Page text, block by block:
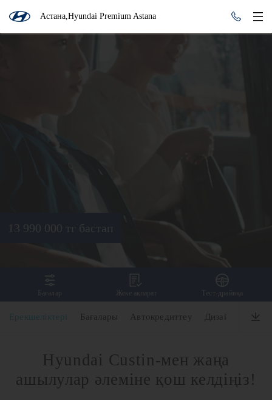
Астана,Hyundai Premium Astana
CUSTIN
13 990 000 тг бастап
Бағалар Жеке ақпарат Тест-драйвқа
Ерекшеліктері Бағалары Автокредиттеу Дизайн
Hyundai Custin-мен жаңа
ашылулар әлеміне қош келдіңіз!